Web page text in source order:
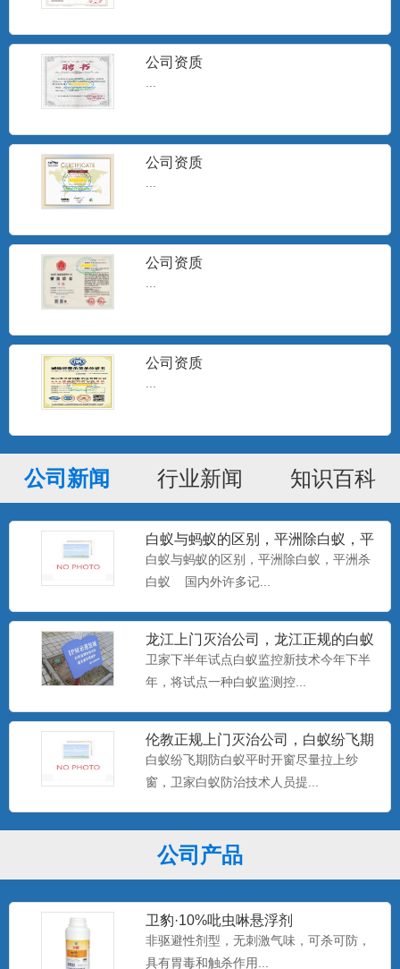
公司资质
公司资质
公司资质
公司资质
公司新闻 行业新闻 知识百科
白蚁与蚂蚁的区别，平洲除白蚁，平
洲杀白蚁
白蚁与蚂蚁的区别，平洲除白蚁，平洲杀
白蚁 国内外许多记...
龙江上门灭治公司，龙江正规的白蚁
防治中心，卫家下半年试点白
卫家下半年试点白蚁监控新技术今年下半
年，将试点一种白蚁监测控...
伦教正规上门灭治公司，白蚁纷飞期
防白蚁平时开窗尽量拉上纱窗
白蚁纷飞期防白蚁平时开窗尽量拉上纱
窗，卫家白蚁防治技术人员提...
公司产品
美国百户泰2.5%联苯菊酯悬浮剂
产品特点：美国富美实公司出品，无刺激
美国百户喜10%联苯菊酯乳油
气味，具有驱避和触杀作用...
非驱避剂型，无刺激气味，可杀可防，具
卫豹·10%吡虫啉悬浮剂
非驱避性剂型，无刺激气味，可杀可防，
具有胃毒和触杀作用...